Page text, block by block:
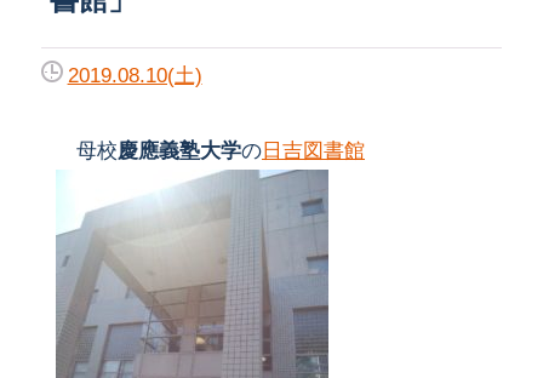
2019.08.10(土)
母校慶應義塾大学の日吉図書館